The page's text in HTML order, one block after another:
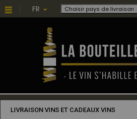
FR Choisir pays de livraison :
LIVRAISON VINS ET CADEAUX VINS
Choisissez une valeur...